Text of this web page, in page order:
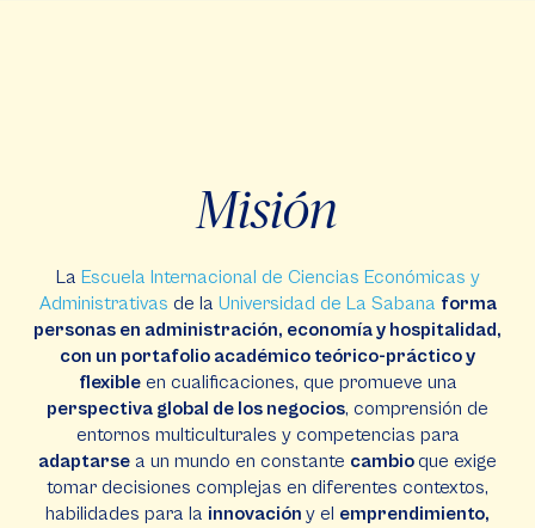
Misión
La Escuela Internacional de Ciencias Económicas y
Administrativas de la Universidad de La Sabana forma
personas en administración, economía y hospitalidad,
con un portafolio académico teórico-práctico y
flexibleen cualificaciones, que promueve una
perspectiva global de los negocios, comprensión de
entornos multiculturales y competencias para
adaptarse a un mundo en constante cambio que exige
tomar decisiones complejas en diferentes contextos,
habilidades para la innovación y el emprendimiento,